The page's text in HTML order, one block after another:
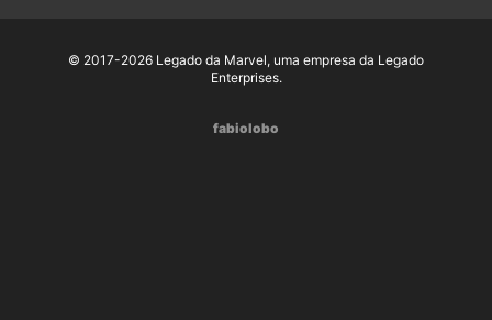
© 2017-2026 Legado da Marvel, uma empresa da Legado
Enterprises.
fabiolobo